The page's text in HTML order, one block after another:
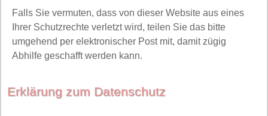
Falls Sie vermuten, dass von dieser Website aus eines
Ihrer Schutzrechte verletzt wird, teilen Sie das bitte
umgehend per elektronischer Post mit, damit zügig
Abhilfe geschafft werden kann.
Erklärung zum Datenschutz